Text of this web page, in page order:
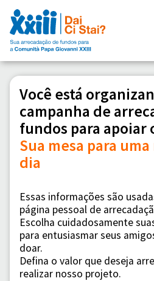
Você está
campanha de
fundos para apoiar
Sua mesa para
dia
Essas informações são
página pessoal de
Escolha cuidadosamente
para entusiasmar seus
doar.
Defina o valor que deseja
realizar nosso projeto.